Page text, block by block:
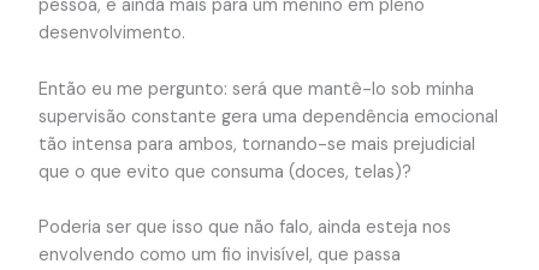
pessoa, e ainda mais para um menino em pleno
desenvolvimento.
Então eu me pergunto: será que mantê-lo sob minha
supervisão constante gera uma dependência emocional
tão intensa para ambos, tornando-se mais prejudicial
que o que evito que consuma (doces, telas)?
Poderia ser que isso que não falo, ainda esteja nos
envolvendo como um fio invisível, que passa